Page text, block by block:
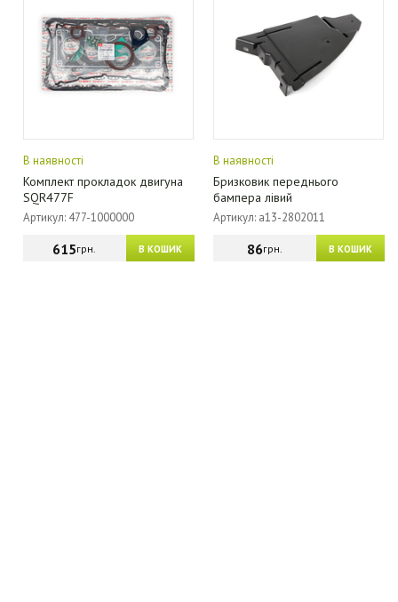
В наявності
Комплект прокладок двигуна
SQR477F
Артикул: 477-1000000
В КОШИК
615грн.
В наявності
Бризковик переднього
бампера лівий
Артикул: a13-2802011
В КОШИК
86грн.